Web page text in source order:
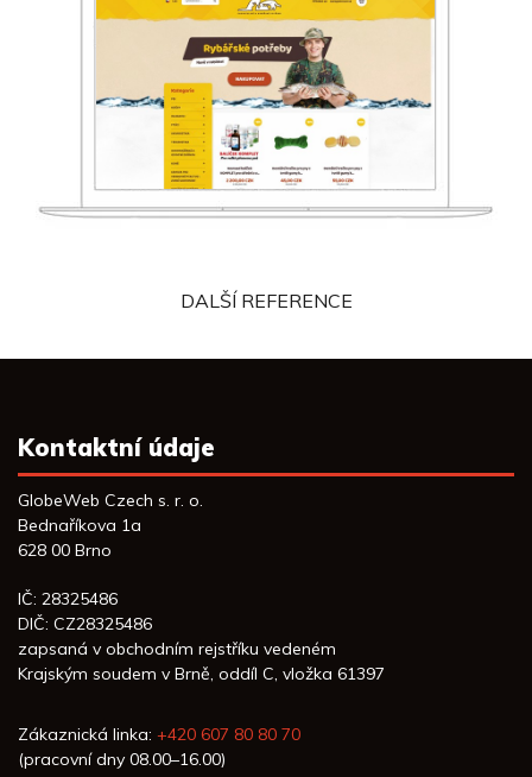
DALŠÍ REFERENCE
Kontaktní údaje
GlobeWeb Czech s. r. o.
Bednaříkova 1a
628 00 Brno
IČ: 28325486
DIČ: CZ28325486
zapsaná v obchodním rejstříku vedeném
Krajským soudem v Brně, oddíl C, vložka 61397
Zákaznická linka: +420 607 80 80 70
(pracovní dny 08.00–16.00)